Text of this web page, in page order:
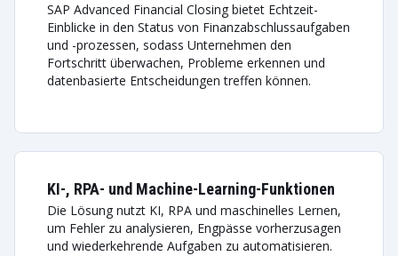
SAP Advanced Financial Closing bietet Echtzeit-
Einblicke in den Status von Finanzabschlussaufgaben
und -prozessen, sodass Unternehmen den
Fortschritt überwachen, Probleme erkennen und
datenbasierte Entscheidungen treffen können.
KI-, RPA- und Machine-Learning-Funktionen
Die Lösung nutzt KI, RPA und maschinelles Lernen,
um Fehler zu analysieren, Engpässe vorherzusagen
und wiederkehrende Aufgaben zu automatisieren.